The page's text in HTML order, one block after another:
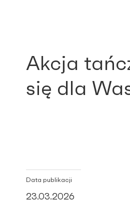
Akcja
się dla
Data publikacji
23.03.2026